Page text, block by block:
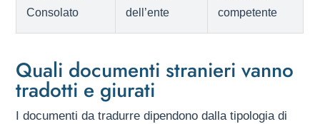
Consolato
dell’ente
competente
Quali documenti stranieri vanno
tradotti e giurati
I documenti da tradurre dipendono dalla tipologia di